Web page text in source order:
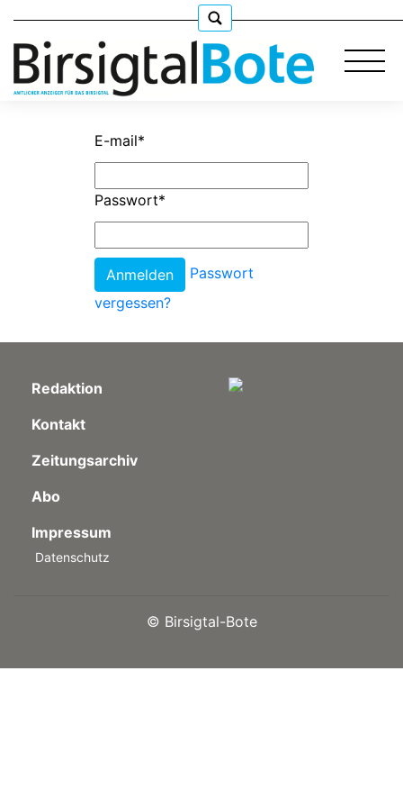
E-mail*
Passwort*
Passwort
vergessen?
Redaktion
Kontakt
Zeitungsarchiv
Abo
Impressum
Datenschutz
© Birsigtal-Bote